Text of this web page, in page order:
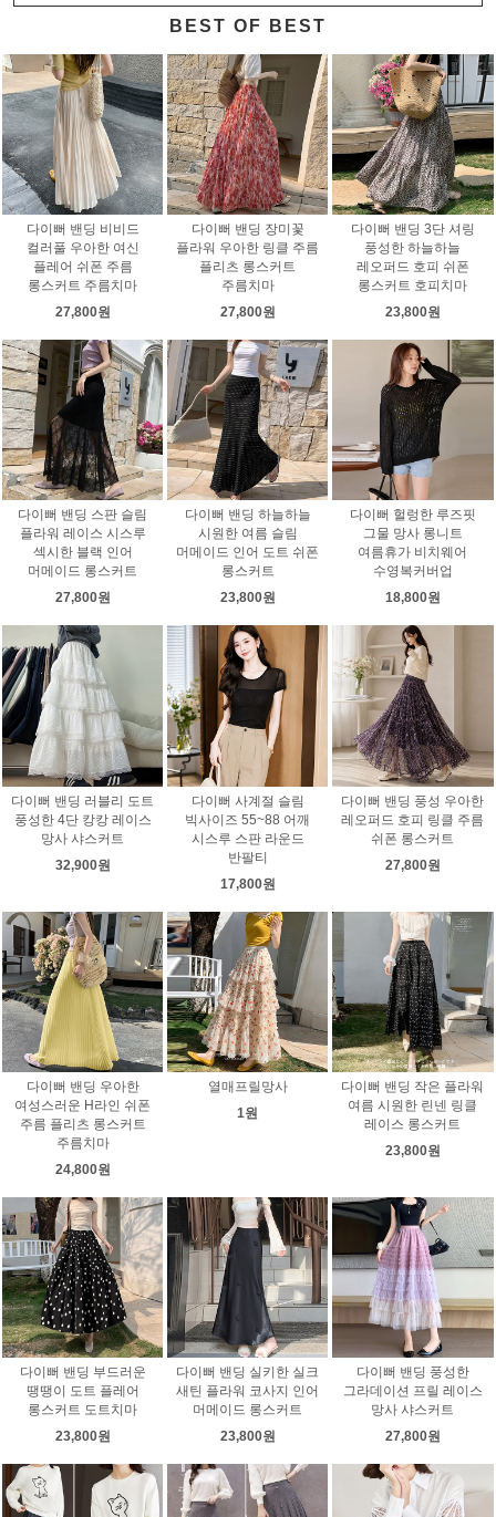
BEST OF BEST
다이뻐 밴딩 비비드
컬러풀 우아한 여신
플레어 쉬폰 주름
롱스커트 주름치마
27,800원
다이뻐 밴딩 장미꽃
플라워 우아한 링클 주름
플리츠 롱스커트
주름치마
27,800원
다이뻐 밴딩 3단 셔링
풍성한 하늘하늘
레오퍼드 호피 쉬폰
롱스커트 호피치마
23,800원
다이뻐 밴딩 스판 슬림
플라워 레이스 시스루
섹시한 블랙 인어
머메이드 롱스커트
27,800원
다이뻐 밴딩 하늘하늘
시원한 여름 슬림
머메이드 인어 도트 쉬폰
롱스커트
23,800원
다이뻐 헐렁한 루즈핏
그물 망사 롱니트
여름휴가 비치웨어
수영복커버업
18,800원
다이뻐 밴딩 러블리 도트
풍성한 4단 캉캉 레이스
망사 샤스커트
32,900원
다이뻐 사계절 슬림
빅사이즈 55~88 어깨
시스루 스판 라운드
반팔티
17,800원
다이뻐 밴딩 풍성 우아한
레오퍼드 호피 링클 주름
쉬폰 롱스커트
27,800원
다이뻐 밴딩 우아한
여성스러운 H라인 쉬폰
주름 플리츠 롱스커트
주름치마
24,800원
열매프릴망사
1원
다이뻐 밴딩 작은 플라워
여름 시원한 린넨 링클
레이스 롱스커트
23,800원
다이뻐 밴딩 부드러운
땡땡이 도트 플레어
롱스커트 도트치마
23,800원
다이뻐 밴딩 실키한 실크
새틴 플라워 코사지 인어
머메이드 롱스커트
23,800원
다이뻐 밴딩 풍성한
그라데이션 프릴 레이스
망사 샤스커트
27,800원